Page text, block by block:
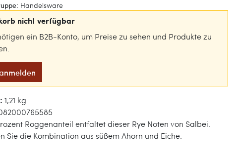
Handelsware
nicht verfügbar
ein B2B-Konto, um Preise zu sehen und Produkte zu
1,21 kg
Roggenanteil entfaltet dieser Rye Noten von Salbei.
Sie die Kombination aus süßem Ahorn und Eiche.